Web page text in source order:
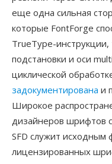
еще одна сильная
которые FontForge
TrueType-
подстановки и оси
циклической
задокументирована и
Широкое
дизайнеров шрифтов
SFD служит исходным
лицензированных